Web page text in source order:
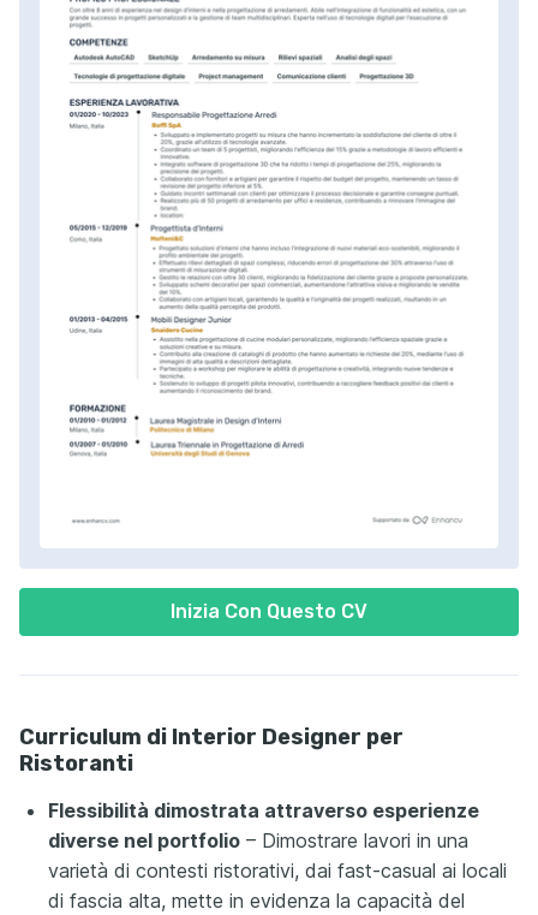
Inizia Con Questo CV
Curriculum di Interior Designer per
Ristoranti
Flessibilità dimostrata attraverso esperienze
diverse nel portfolio – Dimostrare lavori in una
varietà di contesti ristorativi, dai fast-casual ai locali
di fascia alta, mette in evidenza la capacità del